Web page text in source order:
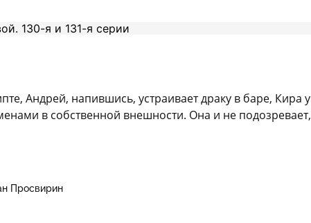
Андрей, напившись, устраивает драку в баре,
в собственной внешности. Она и не
Просвирин